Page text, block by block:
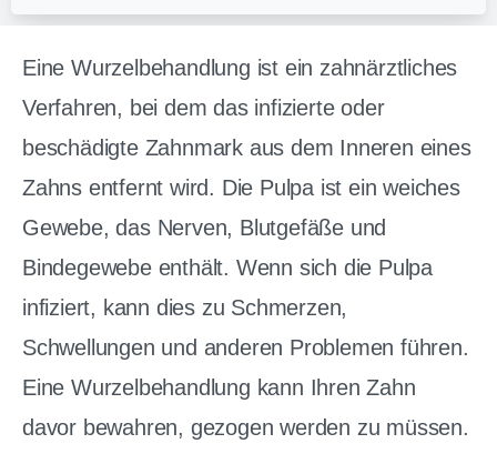
Eine Wurzelbehandlung ist ein zahnärztliches
Verfahren, bei dem das infizierte oder
beschädigte Zahnmark aus dem Inneren eines
Zahns entfernt wird. Die Pulpa ist ein weiches
Gewebe, das Nerven, Blutgefäße und
Bindegewebe enthält. Wenn sich die Pulpa
infiziert, kann dies zu Schmerzen,
Schwellungen und anderen Problemen führen.
Eine Wurzelbehandlung kann Ihren Zahn
davor bewahren, gezogen werden zu müssen.